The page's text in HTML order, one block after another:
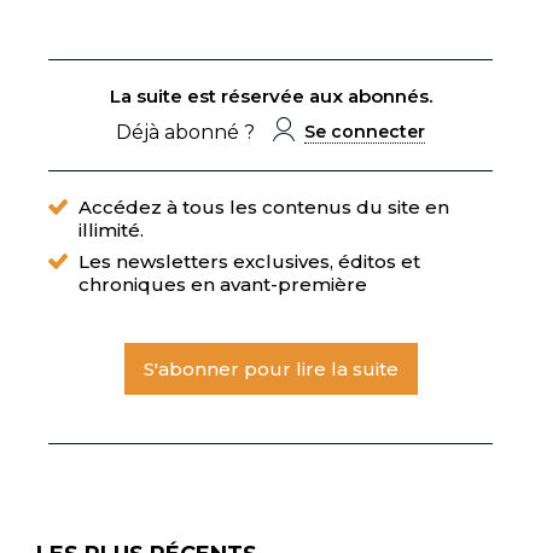
La suite est réservée aux abonnés.
Déjà abonné ?
Se connecter
Accédez à tous les contenus du site en
illimité.
Les newsletters exclusives, éditos et
chroniques en avant-première
S'abonner pour lire la suite